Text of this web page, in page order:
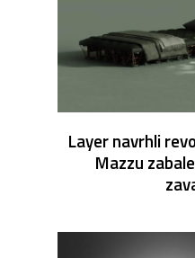
Layer navrhli
Mazzu